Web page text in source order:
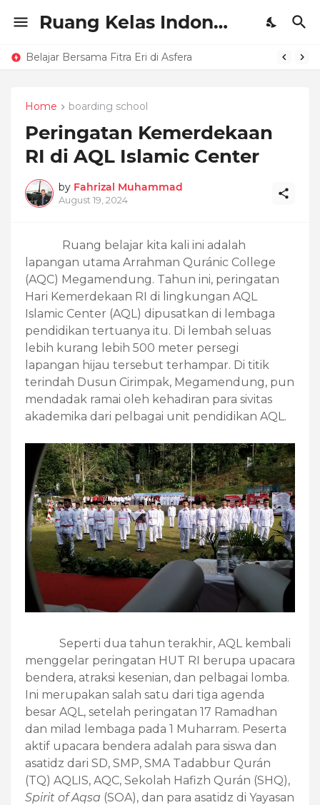
Ruang Kelas Indonesia
Belajar Bersama Fitra Eri di Asfera
Home boarding school
Peringatan Kemerdekaan
RI di AQL Islamic Center
by Fahrizal Muhammad
August 19, 2024
Ruang belajar kita kali ini adalah
lapangan utama Arrahman Quránic College
(AQC) Megamendung. Tahun ini, peringatan
Hari Kemerdekaan RI di lingkungan AQL
Islamic Center (AQL) dipusatkan di lembaga
pendidikan tertuanya itu. Di lembah seluas
lebih kurang lebih 500 meter persegi
lapangan hijau tersebut terhampar. Di titik
terindah Dusun Cirimpak, Megamendung, pun
mendadak ramai oleh kehadiran para sivitas
akademika dari pelbagai unit pendidikan AQL.
Seperti dua tahun terakhir, AQL kembali
menggelar peringatan HUT RI berupa upacara
bendera, atraksi kesenian, dan pelbagai lomba.
Ini merupakan salah satu dari tiga agenda
besar AQL, setelah peringatan 17 Ramadhan
dan milad lembaga pada 1 Muharram. Peserta
aktif upacara bendera adalah para siswa dan
asatidz dari SD, SMP, SMA Tadabbur Qurán
(TQ) AQLIS, AQC, Sekolah Hafizh Qurán (SHQ),
Spirit of Aqsa (SOA), dan para asatidz di Yayasan